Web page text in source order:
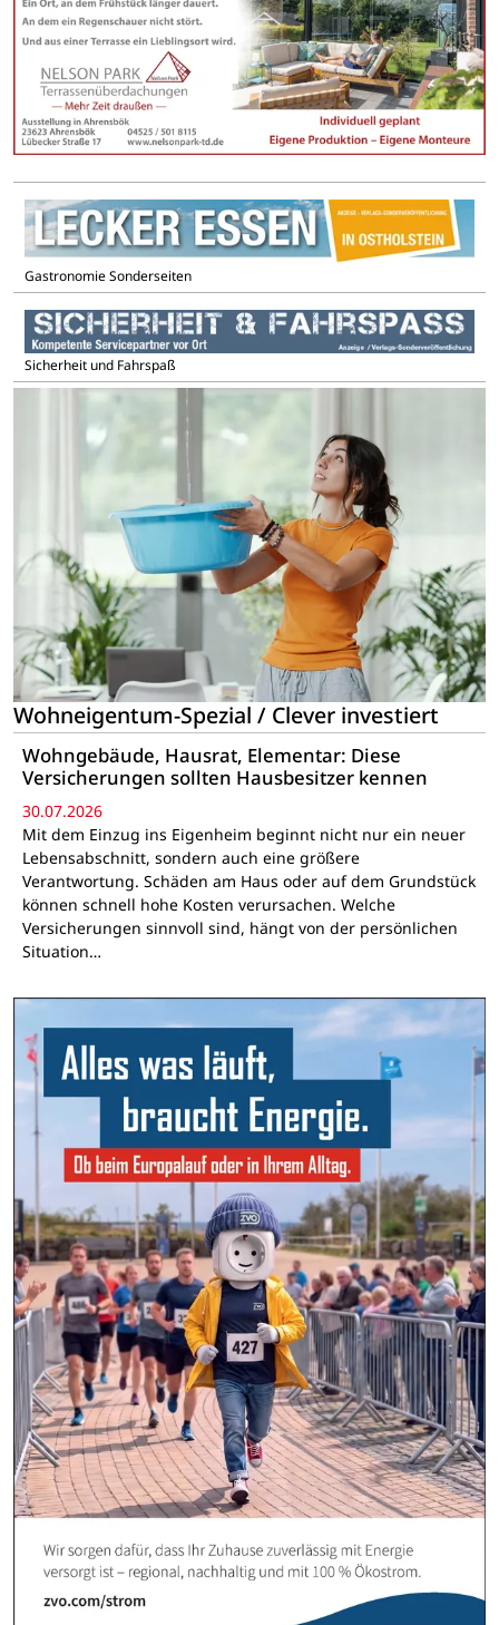
Gastronomie Sonderseiten
Sicherheit und Fahrspaß
Wohneigentum-Spezial / Clever investiert
Wohngebäude, Hausrat, Elementar: Diese
Versicherungen sollten Hausbesitzer kennen
30.07.2026
Mit dem Einzug ins Eigenheim beginnt nicht nur ein neuer
Lebensabschnitt, sondern auch eine größere
Verantwortung. Schäden am Haus oder auf dem Grundstück
können schnell hohe Kosten verursachen. Welche
Versicherungen sinnvoll sind, hängt von der persönlichen
Situation…